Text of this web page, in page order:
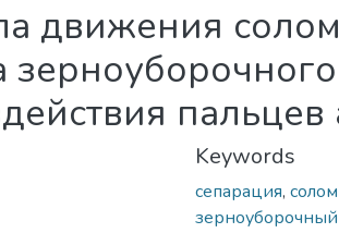
движения
Keywords
сепарация,